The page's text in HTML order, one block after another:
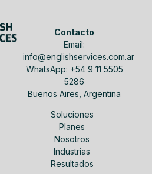
Contacto
Email:
info@englishservices.com.ar
WhatsApp: +54 9 11 5505
5286
Buenos Aires, Argentina
Soluciones
Planes
Nosotros
Industrias
Resultados